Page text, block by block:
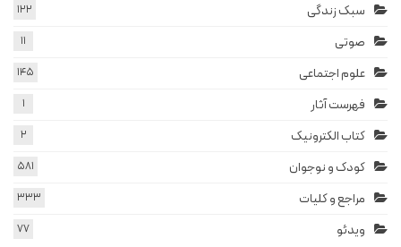
سبک زندگی 122
صوتی 11
علوم اجتماعی 145
فهرست آثار 1
کتاب الکترونیک 2
کودک و نوجوان 581
مراجع و کلیات 333
ویدئو 77